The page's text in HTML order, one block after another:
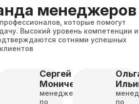
менеджеров
которые помогут
Высокий уровень компетенции и
сотнями успешных
Сергей
Моничев
менеджер
по
по